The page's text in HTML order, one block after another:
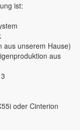
ist:
aus unserem Hause)
aus
oder Cinterion